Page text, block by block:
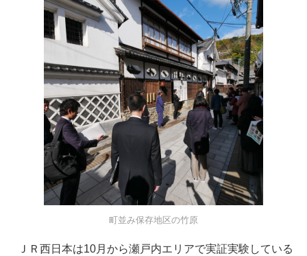
町並み保存地区の竹原
ＪＲ西日本は10月から瀬戸内エリアで実証実験している